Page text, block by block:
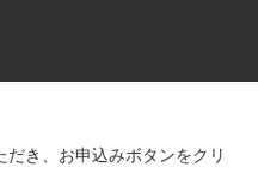
き、お申込みボタンをクリ